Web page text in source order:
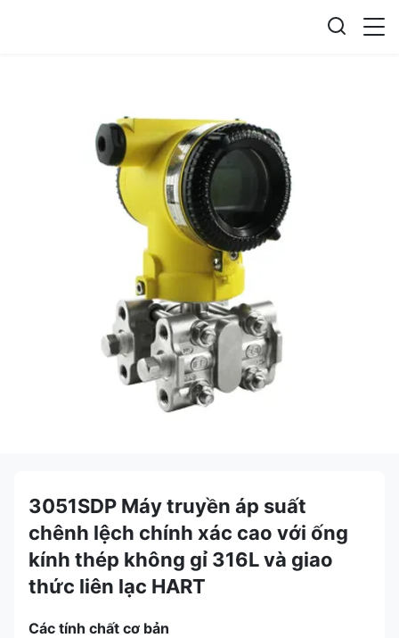
3051SDP Máy truyền áp suất
chênh lệch chính xác cao với ống
kính thép không gỉ 316L và giao
thức liên lạc HART
Các tính chất cơ bản